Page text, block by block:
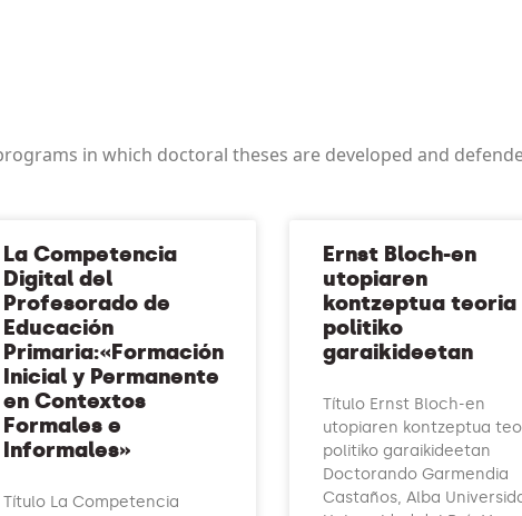
in which doctoral theses are developed and
La Competencia
Digital del
Profesorado de
Educación
Primaria:«Formación
Inicial y Permanente
en Contextos
Formales e
Informales»
Título La Competencia
Ernst Bloch-en
utopiaren
kontzeptua teoria
politiko
garaikideetan
Título Ernst Bloch-en
utopiaren kontzeptua
politiko garaikideetan
Doctorando Garmendia
Castaños, Alba